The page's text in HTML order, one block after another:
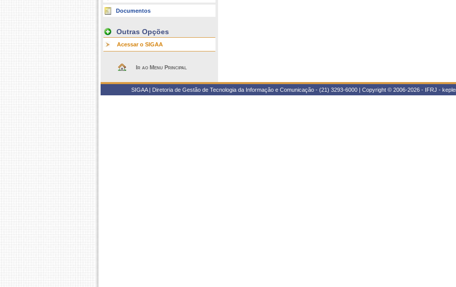
Documentos
Outras Opções
Acessar o SIGAA
Ir ao Menu Principal
SIGAA | Diretoria de Gestão de Tecnologia da Informação e Comunicação - (21) 3293-6000 | Copyright © 2006-2026 - IFRJ -